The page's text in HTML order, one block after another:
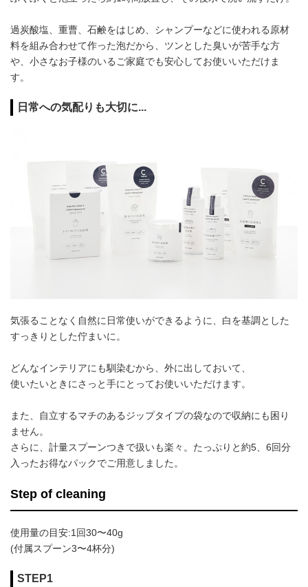
過炭酸塩、重曹、石鹸をはじめ、シャンプーなどに使われる原材
料を組み合わせて作った泡だから、ツンとした臭いが苦手な方
や、小さなお子様のいるご家庭でも安心してお使いいただけま
す。
日常への気配りも大切に...
気張ることなく自然に日常使いができるように、白を基調とした
すっきりとした佇まいに。
どんなインテリアにも馴染むから、外に出しておいて、
使いたいときにさっと手にとってお使いいただけます。
また、自立するマチのあるジップタイプの袋なので収納にも困り
ません。
さらに、計量スプーンつきで扱いも楽々。たっぷりと約5、6回分
入ったお得なパックでご用意しました。
Step of cleaning
使用量の目安:1回30〜40g
(付属スプーン3〜4杯分)
STEP1